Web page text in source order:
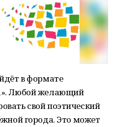
в формате
Любой желающий
свой поэтический
города. Это может